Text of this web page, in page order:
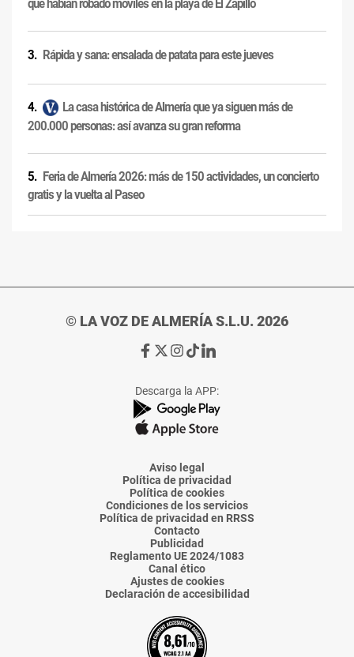
que habían robado móviles en la playa de El Zapillo
Rápida y sana: ensalada de patata para este jueves
La casa histórica de Almería que ya siguen más de
200.000 personas: así avanza su gran reforma
Feria de Almería 2026: más de 150 actividades, un concierto
gratis y la vuelta al Paseo
© LA VOZ DE ALMERÍA S.L.U. 2026
Ir
de
La
Voz
Almería
Ir
de
La
Voz
Almería
Ir
de
La
Voz
Almería
Ir
de
La
Voz
Almería
Ir
de
La
Voz
Descarga la APP:
Aviso legal
Política de privacidad
Política de cookies
Condiciones de los servicios
Política de privacidad en RRSS
Contacto
Publicidad
Reglamento UE 2024/1083
Canal ético
Ajustes de cookies
Declaración de accesibilidad